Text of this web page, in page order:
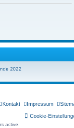
2022
Impressum
Kontakt
Cookie-
active.